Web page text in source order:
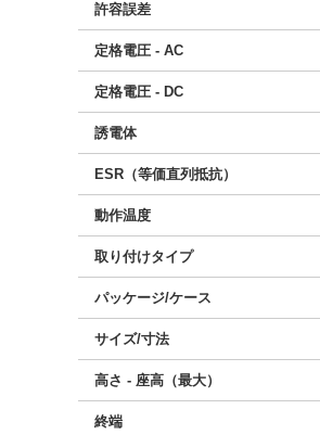
許容誤差
定格電圧 - AC
定格電圧 - DC
誘電体
ESR（等価直列抵抗）
動作温度
取り付けタイプ
パッケージ/ケース
サイズ/寸法
高さ - 座高（最大）
終端